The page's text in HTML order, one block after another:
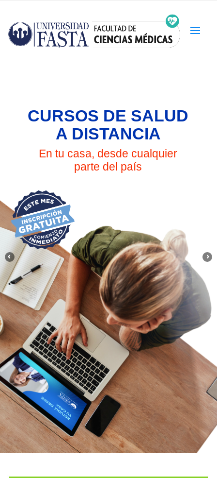
CURSOS DE SALUD
En tu casa, desde cualquier
A DISTANCIA
parte del país